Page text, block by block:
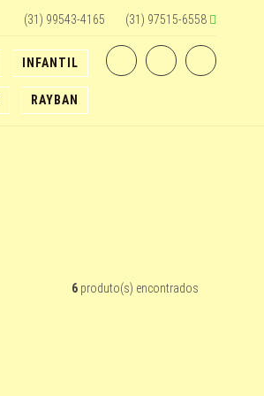
(31) 99543-4165 (31) 97515-6558
INFANTIL
RAYBAN
6 produto(s) encontrados